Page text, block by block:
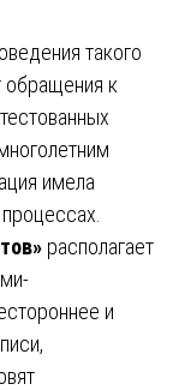
такого
обращения к
имела
располагает
и